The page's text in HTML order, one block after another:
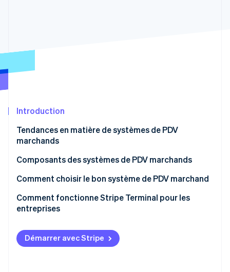
Élimination du carbone
Stripe Sessions 2026
Découvrez comment Stripe construit l’infrastructure
Regarder la vidéo
Introduction
Tendances en matière de systèmes de PDV
marchands
Composants des systèmes de PDV marchands
Composants matériels
Composants logiciels
Comment choisir le bon système de PDV marchand
Comment fonctionne Stripe Terminal pour les
entreprises
Matériel
Logiciel
Démarrer avec Stripe